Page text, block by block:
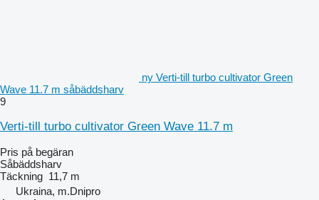
ny Verti-till turbo cultivator Green
Wave 11.7 m såbäddsharv
9
Verti-till turbo cultivator Green Wave 11.7 m
Pris på begäran
Såbäddsharv
Täckning 11,7 m
Ukraina, m.Dnipro